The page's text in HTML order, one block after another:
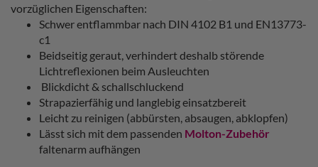
vorzüglichen Eigenschaften:
Schwer entflammbar nach DIN 4102 B1 und EN13773-
c1
Beidseitig geraut, verhindert deshalb störende
Lichtreflexionen beim Ausleuchten
Blickdicht & schallschluckend
Strapazierfähig und langlebig einsatzbereit
Leicht zu reinigen (abbürsten, absaugen, abklopfen)
Lässt sich mit dem passenden Molton-Zubehör
faltenarm aufhängen